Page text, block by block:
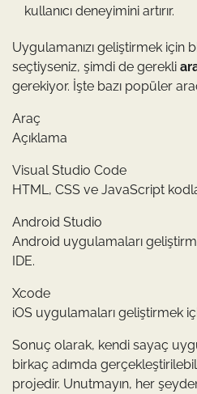
kullanıcı deneyimini artırır.
Uygulamanızı geliştirmek için
seçtiyseniz, şimdi de gerekli
gerekiyor. İşte bazı popüler
Araç
Açıklama
Visual Studio Code
HTML, CSS ve JavaScript
Android Studio
Android uygulamaları
IDE.
Xcode
iOS uygulamaları geliştirmek
Sonuç olarak, kendi sayaç
birkaç adımda
projedir. Unutmayın, her